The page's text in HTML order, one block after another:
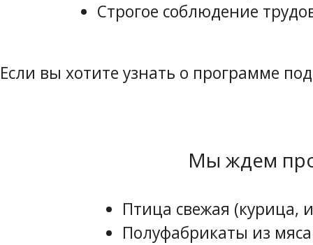
Строгое соблюдение
Если вы хотите узнать о программе
Мы ждем
Птица свежая (курица,
Полуфабрикаты из